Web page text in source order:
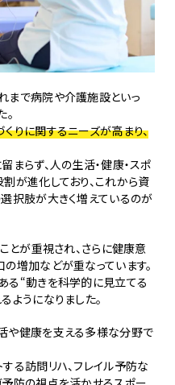
まで病院や介護施設といっ
りに関するニーズが高まり、
まらず、人の生活・健康・スポ
が進化しており、これから資
択肢が大きく増えているのが
とが重視され、さらに健康意
増加などが重なっています。
る“動きを科学的に見立てる
ようになりました。
や健康を支える多様な分野で
る訪問リハ、フレイル予防な